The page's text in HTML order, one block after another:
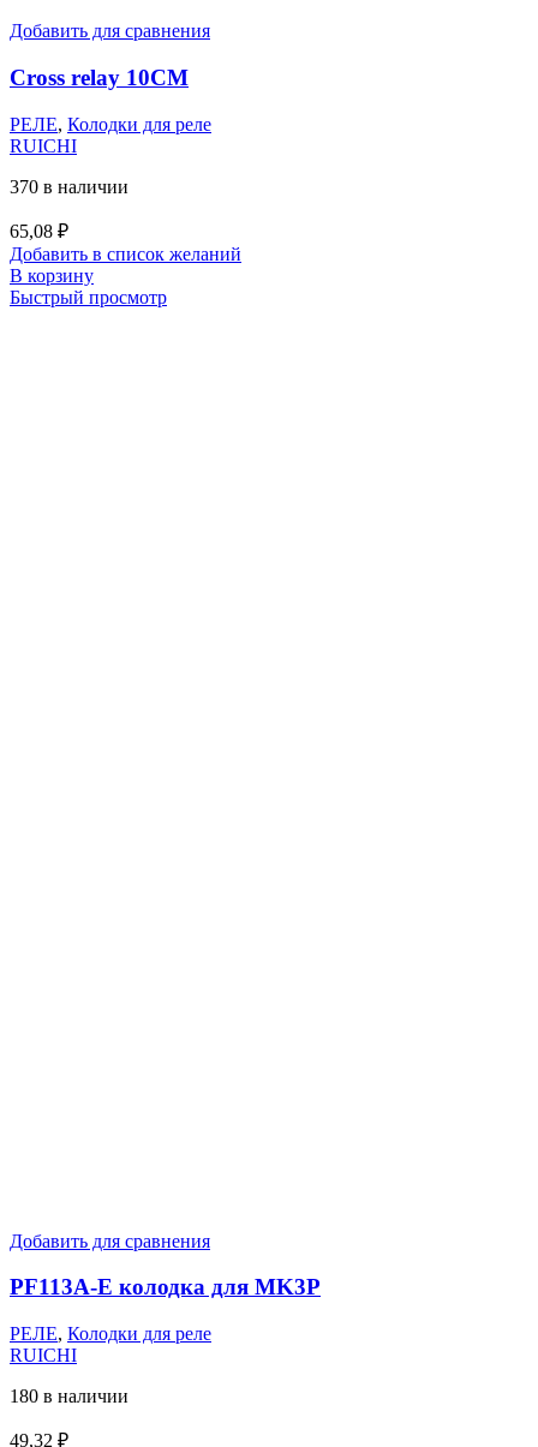
Добавить для сравнения
Cross relay 10CM
РЕЛЕ, Колодки для реле
RUICHI
370 в наличии
65,08 ₽
Добавить в список желаний
В корзину
Быстрый просмотр
Добавить для сравнения
PF113A-E колодка для MK3P
РЕЛЕ, Колодки для реле
RUICHI
180 в наличии
49,32 ₽